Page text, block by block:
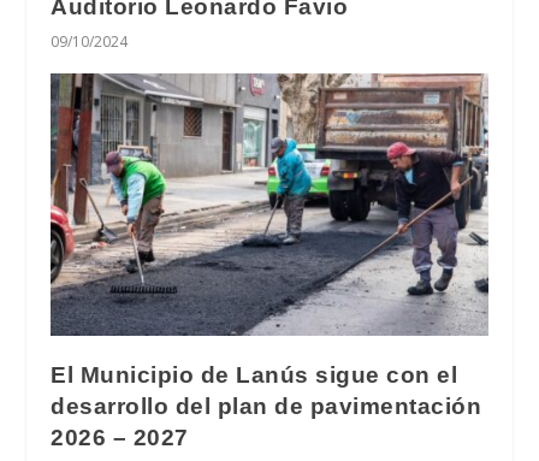
Auditorio Leonardo Favio
09/10/2024
El Municipio de Lanús sigue con el
desarrollo del plan de pavimentación
2026 – 2027